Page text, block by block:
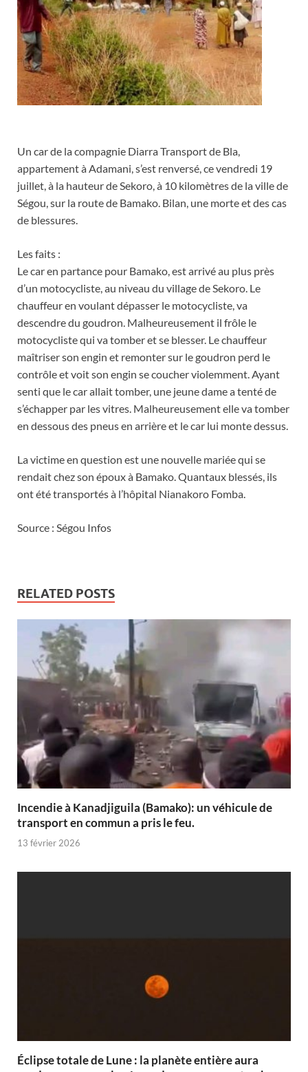
Un car de la compagnie Diarra Transport de Bla,
appartement à Adamani, s’est renversé, ce vendredi 19
juillet, à la hauteur de Sekoro, à 10 kilomètres de la ville de
Ségou, sur la route de Bamako. Bilan, une morte et des cas
de blessures.
Les faits :
Le car en partance pour Bamako, est arrivé au plus près
d’un motocycliste, au niveau du village de Sekoro. Le
chauffeur en voulant dépasser le motocycliste, va
descendre du goudron. Malheureusement il frôle le
motocycliste qui va tomber et se blesser. Le chauffeur
maîtriser son engin et remonter sur le goudron perd le
contrôle et voit son engin se coucher violemment. Ayant
senti que le car allait tomber, une jeune dame a tenté de
s’échapper par les vitres. Malheureusement elle va tomber
en dessous des pneus en arrière et le car lui monte dessus.
La victime en question est une nouvelle mariée qui se
rendait chez son époux à Bamako. Quantaux blessés, ils
ont été transportés à l’hôpital Nianakoro Fomba.
Source : Ségou Infos
RELATED POSTS
Incendie à Kanadjiguila (Bamako): un véhicule de
transport en commun a pris le feu.
13 février 2026
Éclipse totale de Lune : la planète entière aura